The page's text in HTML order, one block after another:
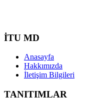
İTU MD
Anasayfa
Hakkımızda
İletişim Bilgileri
TANITIMLAR